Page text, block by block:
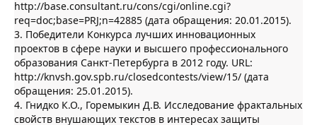
http://base.consultant.ru/cons/cgi/online.cgi?
req=doc;base=PRJ;n=42885 (дата обращения: 20.01.2015).
3. Победители Конкурса лучших инновационных
проектов в сфере науки и высшего профессионального
образования Санкт-Петербурга в 2012 году. URL:
http://knvsh.gov.spb.ru/closedcontests/view/15/ (дата
обращения: 25.01.2015).
4. Гнидко К.О., Горемыкин Д.В. Исследование фрактальных
свойств внушающих текстов в интересах защиты